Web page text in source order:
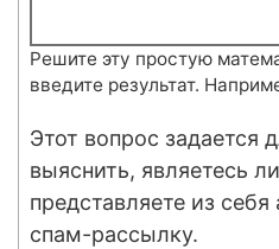
Решите эту простую
введите результат.
Этот вопрос задается
выяснить, являетесь
представляете из
спам-рассылку.